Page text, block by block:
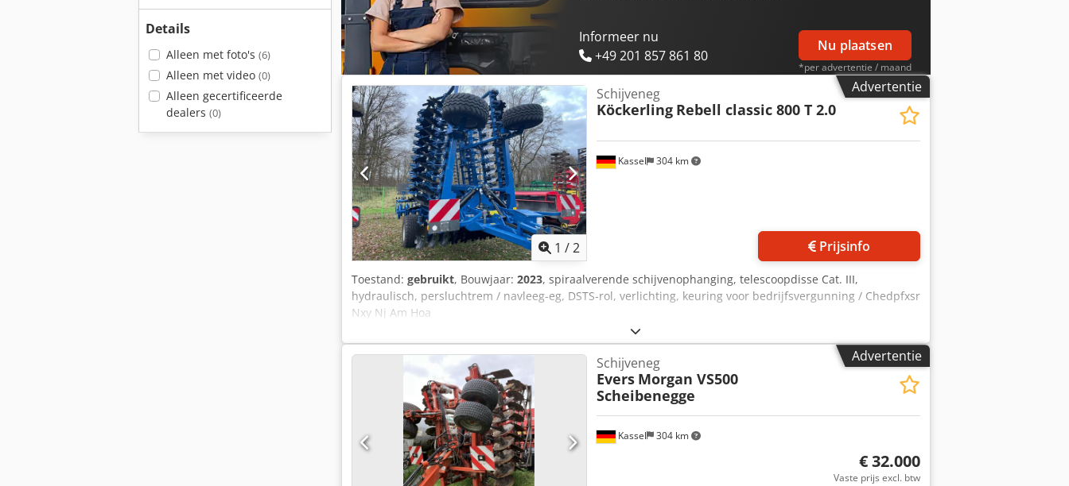
Details
Alleen met foto's (6)
Alleen met video (0)
Alleen gecertificeerde
dealers (0)
Informeer nu
+49 201 857 861 80
Nu plaatsen
*per advertentie / maand
Advertentie
1 /2
Kassel 304 km
Schijveneg
Köckerling Rebell classic 800 T 2.0
Prijsinfo
Toestand: gebruikt, Bouwjaar: 2023, spiraalverende schijvenophanging, telescoopdisse Cat. III,
hydraulisch, persluchtrem / navleeg-eg, DSTS-rol, verlichting, keuring voor bedrijfsvergunning / Chedpfxsr
Nxy Nj Am Hoa
Advertentie
Kassel 304 km
Schijveneg
Evers Morgan VS500
Scheibenegge
€ 32.000
Vaste prijs excl. btw